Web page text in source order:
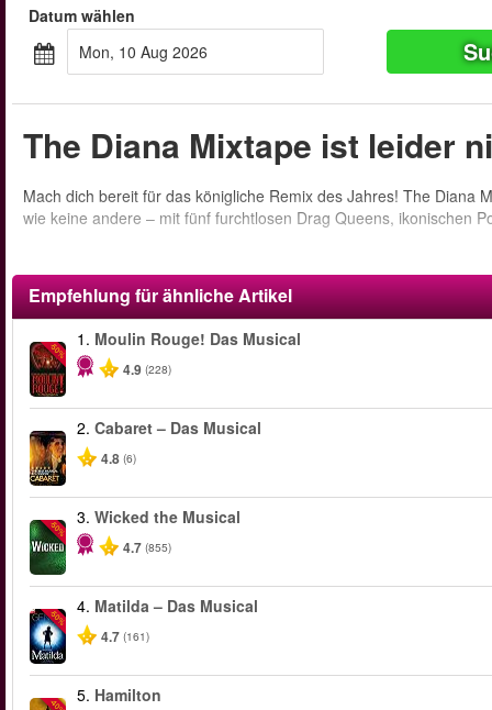
Datum wählen
Mon, 10 Aug 2026
The Diana Mixtape ist leider
Mach dich bereit für das königliche Remix des Jahres! The Diana
wie keine andere – mit fünf furchtlosen Drag Queens, ikonischen
Empfehlung für ähnliche Artikel
-50%
1. Moulin Rouge! Das Musical
4.9 (228)
2. Cabaret – Das Musical
4.8 (6)
-50%
3. Wicked the Musical
4.7 (855)
-50%
4. Matilda – Das Musical
4.7 (161)
5. Hamilton